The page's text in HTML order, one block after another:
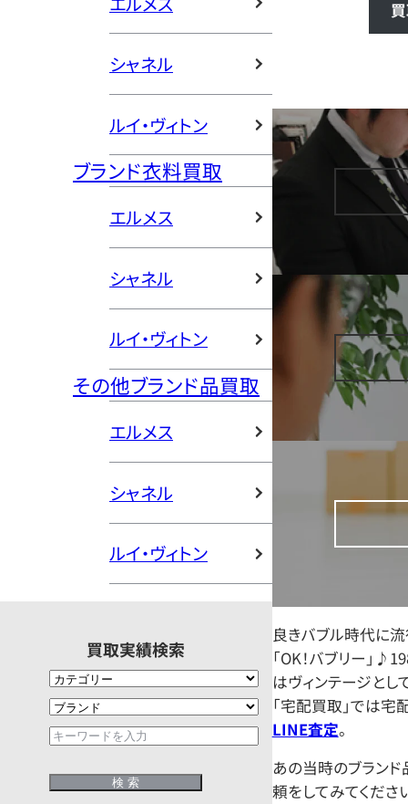
シャネル
ルイ・ヴィトン
ブランド衣料買取
エルメス
シャネル
ルイ・ヴィトン
その他ブランド品買取
エルメス
シャネル
ルイ・ヴィトン
買取実績検索
良きバブル時代に流
「OK！バブリー」
はヴィンテージとし
「宅配買取」では宅
LINE査定。
あの当時のブランド
頼をしてみてください